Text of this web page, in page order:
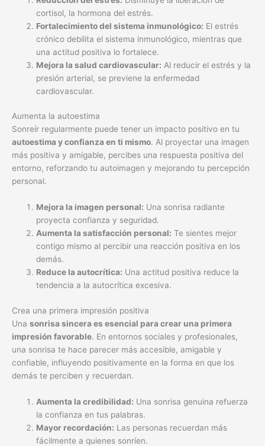
cortisol, la hormona del estrés.
Fortalecimiento del sistema inmunológico: El estrés
crónico debilita el sistema inmunológico, mientras que
una actitud positiva lo fortalece.
Mejora la salud cardiovascular: Al reducir el estrés y la
presión arterial, se previene la enfermedad
cardiovascular.
Aumenta la autoestima
Sonreír regularmente puede tener un impacto positivo en tu
autoestima y confianza en ti mismo. Al proyectar una imagen
más positiva y amigable, percibes una respuesta positiva del
entorno, reforzando tu autoimagen y mejorando tu percepción
personal.
Mejora la imagen personal: Una sonrisa radiante
proyecta confianza y seguridad.
Aumenta la satisfacción personal: Te sientes mejor
contigo mismo al percibir una reacción positiva en los
demás.
Reduce la autocrítica: Una actitud positiva reduce la
tendencia a la autocrítica excesiva.
Crea una primera impresión positiva
Una sonrisa sincera es esencial para crear una primera
impresión favorable. En entornos sociales y profesionales,
una sonrisa te hace parecer más accesible, amigable y
confiable, influyendo positivamente en la forma en que los
demás te perciben y recuerdan.
Aumenta la credibilidad: Una sonrisa genuina refuerza
la confianza en tus palabras.
Mayor recordación: Las personas recuerdan más
fácilmente a quienes sonríen.